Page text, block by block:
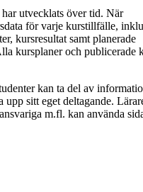
utvecklats över tid. När
för varje kurstillfälle,
kursresultat samt planerade
kursplaner och publicerade
kan ta del av
sitt eget deltagande.
m.fl. kan använda